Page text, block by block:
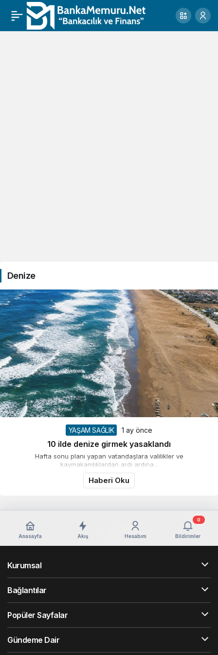
Denize
YAŞAM SAĞLIK 1 ay önce
10 ilde denize girmek yasaklandı
Hafta sonu planı yapan vatandaşlara valilikler ve
kaymakamlıklardan ardı ardına...
Haberi Oku
Anasayfa Akış Hesabım Bildirimler
0
Kurumsal
Bağlantılar
Popüler Sayfalar
Gündeme Dair